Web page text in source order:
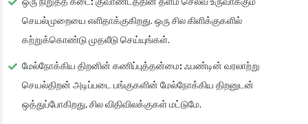
செயல்முறையை எளிதாக்குகிறது. ஒரு சில கிளிக்குகளில்
கற்றுக்கொண்டு முதலீடு செய்யுங்கள்.
மேல்நோக்கிய திறனின் கணிப்புத்தன்மை: ஃபண்டின் வரலாற்று
செயல்திறன் அடிப்படை பங்குகளின் மேல்நோக்கிய திறனுடன்
ஒத்துப்போகிறது, சில விதிவிலக்குகள் மட்டுமே.